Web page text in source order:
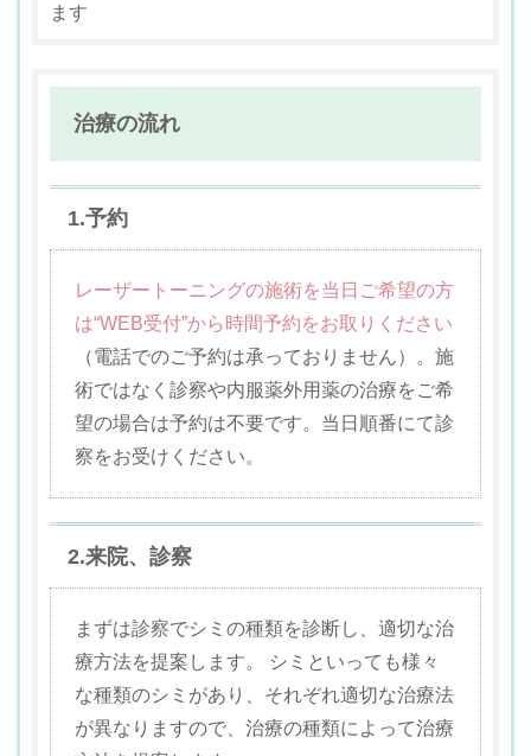
ます
治療の流れ
1.予約
レーザートーニングの施術を当日ご希望の方
は“WEB受付”から時間予約をお取りください
（電話でのご予約は承っておりません）。施
術ではなく診察や内服薬外用薬の治療をご希
望の場合は予約は不要です。当日順番にて診
察をお受けください。
2.来院、診察
まずは診察でシミの種類を診断し、適切な治
療方法を提案します。 シミといっても様々
な種類のシミがあり、それぞれ適切な治療法
が異なりますので、治療の種類によって治療